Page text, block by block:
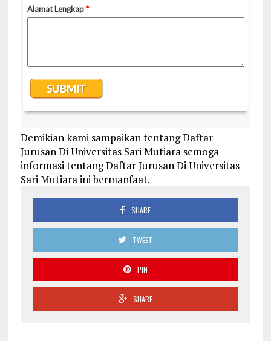
Demikian kami sampaikan tentang Daftar
Jurusan Di Universitas Sari Mutiara semoga
informasi tentang Daftar Jurusan Di Universitas
Sari Mutiara ini bermanfaat.
SHARE
TWEET
PIN
SHARE